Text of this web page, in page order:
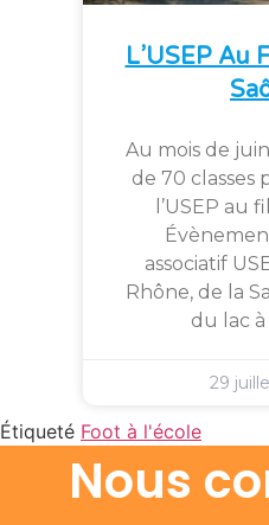
L’USEP Au
Au mois de
de 70 classes
l’USEP au
associatif
Rhône, de la
du lac à
29
Étiqueté Foot à l'école
Nous